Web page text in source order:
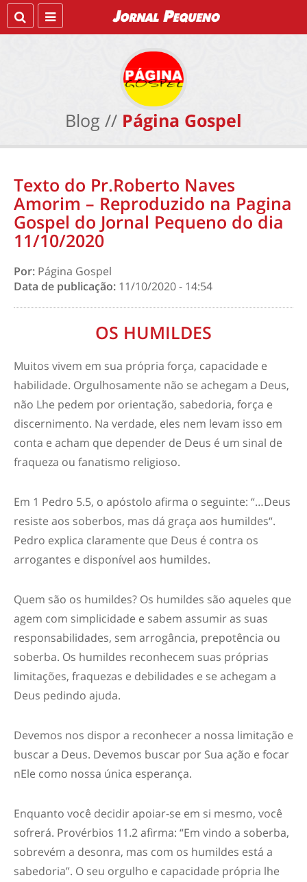
Blog // Página Gospel
Texto do Pr.Roberto Naves
Amorim – Reproduzido na Pagina
Gospel do Jornal Pequeno do dia
11/10/2020
Por: Página Gospel
Data de publicação: 11/10/2020 - 14:54
OS HUMILDES
Muitos vivem em sua própria força, capacidade e
habilidade. Orgulhosamente não se achegam a Deus,
não Lhe pedem por orientação, sabedoria, força e
discernimento. Na verdade, eles nem levam isso em
conta e acham que depender de Deus é um sinal de
fraqueza ou fanatismo religioso.
Em 1 Pedro 5.5, o apóstolo afirma o seguinte: “…Deus
resiste aos soberbos, mas dá graça aos humildes“.
Pedro explica claramente que Deus é contra os
arrogantes e disponível aos humildes.
Quem são os humildes? Os humildes são aqueles que
agem com simplicidade e sabem assumir as suas
responsabilidades, sem arrogância, prepotência ou
soberba. Os humildes reconhecem suas próprias
limitações, fraquezas e debilidades e se achegam a
Deus pedindo ajuda.
Devemos nos dispor a reconhecer a nossa limitação e
buscar a Deus. Devemos buscar por Sua ação e focar
nEle como nossa única esperança.
Enquanto você decidir apoiar-se em si mesmo, você
sofrerá. Provérbios 11.2 afirma: “Em vindo a soberba,
sobrevém a desonra, mas com os humildes está a
sabedoria”. O seu orgulho e capacidade própria lhe